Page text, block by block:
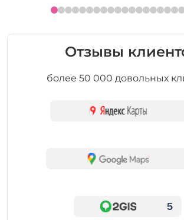
Отзывы
более 50 000 довольных
5